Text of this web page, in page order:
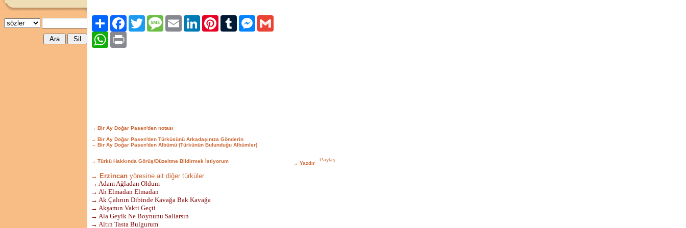
Paylaş FacebookTwitter Message Email LinkedIn Pinterest Tumblr Messenger
WhatsApp
→ Bir Ay Doğar Pasen'den notası
→ Bir Ay Doğar Pasen'den Türküsünü Arkadaşınıza Gönderin
→ Bir Ay Doğar Pasen'den Albümü (Türkünün Bulunduğu Albümler)
→ Türkü Hakkında Görüş/Düzeltme Bildirmek İstiyorum → Yazdır
→ Erzincan yöresine ait diğer türküler
→ Adam Ağladan Oldum
→ Ah Elmadan Elmadan
→ Ak Çalının Dibinde Kavağa Bak Kavağa
→ Akşamın Vakti Geçti
→ Ala Geyik Ne Boynunu Sallarsın
→ Altın Tasta Bulgurum